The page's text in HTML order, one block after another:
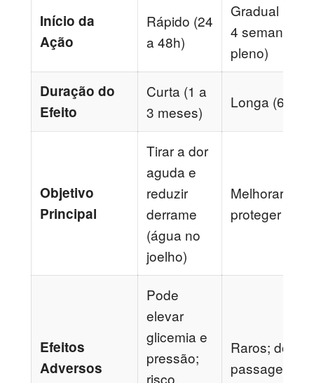
Início da
Ação
Rápido (24
a 48h)
Gradual
4 semanas
pleno)
Duração do
Efeito
Curta (1 a
3 meses)
Longa (6 a
Objetivo
Principal
Tirar a dor
aguda e
reduzir
derrame
(água no
joelho)
Melhorar
proteger
Efeitos
Adversos
Pode
elevar
glicemia e
pressão;
risco
Raros; dor
passageira